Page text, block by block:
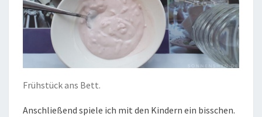
Frühstück ans Bett.
Anschließend spiele ich mit den Kindern ein bisschen.